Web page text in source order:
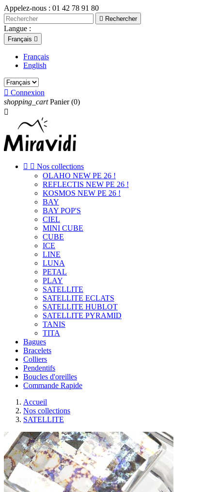
Appelez-nous : 01 42 78 91 80
 Rechercher
Langue :
Français 
Français
English
 Connexion
shopping_cart Panier (0)

  Nos collections
OLAHO NEW PE 26 !
REFLECTIS NEW PE 26 !
KOSMOS NEW PE 26 !
BAY
BAY POP'S
CIEL
MINI CUBE
CUBE
ICE
LINE
LUNA
PETAL
PLAY
SATELLITE
SATELLITE ECLATS
SATELLITE HUBLOT
SATELLITE PYRAMID
TANIS
TITA
Bagues
Bracelets
Colliers
Pendentifs
Boucles d'oreilles
Commande Rapide
Accueil
Nos collections
SATELLITE